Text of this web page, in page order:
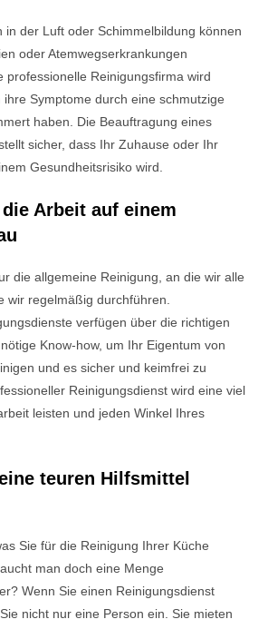
in der Luft oder Schimmelbildung können
oder Atemwegserkrankungen
professionelle Reinigungsfirma wird
Symptome durch eine schmutzige
haben. Die Beauftragung eines
sicher, dass Ihr Zuhause oder Ihr
Gesundheitsrisiko wird.
Arbeit auf einem
die allgemeine Reinigung, an die wir alle
wir regelmäßig durchführen.
verfügen über die richtigen
Know-how, um Ihr Eigentum von
und es sicher und keimfrei zu
Reinigungsdienst wird eine viel
leisten und jeden Winkel Ihres
teuren Hilfsmittel
Sie für die Reinigung Ihrer Küche
man doch eine Menge
Wenn Sie einen Reinigungsdienst
nicht nur eine Person ein. Sie mieten